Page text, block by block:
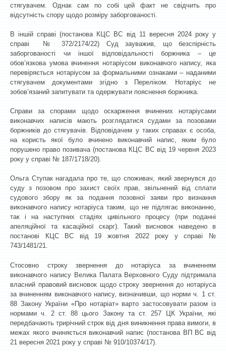
стягувачем. Однак сам по собі цей факт не свідчить про
відсутність спору щодо розміру заборгованості.
В іншій справі (постанова КЦС ВС від 11 вересня 2024 року у
справі № 372/2174/22) Суд зауважив, що безспірність
заборгованості чи іншої відповідальності боржника – це
обов’язкова умова вчинення нотаріусом виконавчого напису, яка
перевіряється нотаріусом за формальними ознаками – наданими
стягувачем документами згідно з Переліком. Нотаріус не
зобов’язаний запитувати та одержувати пояснення боржника.
Справи за спорами щодо оскарження вчинених нотаріусами
виконавчих написів мають розглядатися судами за позовами
боржників до стягувачів. Відповідачем у таких справах є особа,
на користь якої було вчинено виконавчий напис, яким було
порушено право позивача (постанова КЦС ВС від 19 червня 2023
року у справі № 187/1718/20).
Ольга Ступак нагадала про те, що споживач, який звернувся до
суду з позовом про захист своїх прав, звільнений від сплати
судового збору як за подання позовної заяви про визнання
виконавчого напису нотаріуса таким, що не підлягає виконанню,
так і на наступних стадіях цивільного процесу (при поданні
апеляційної та касаційної скарг). Такий висновок наведено в
постанові КЦС ВС від 19 жовтня 2022 року у справі №
743/1481/21.
Стосовно строку звернення до нотаріуса за вчиненням
виконавчого напису Велика Палата Верховного Суду підтримала
власний правовий висновок щодо строку звернення до нотаріуса
за вчиненням виконавчого напису, визначивши, що норми ч. 1 ст.
88 Закону України «Про нотаріат» варто застосовувати разом із
нормами ч. 2 ст. 88 цього Закону та ст. 257 ЦК України, які
передбачають трирічний строк від дня виникнення права вимоги, в
межах якого вчиняється виконавчий напис (постанова ВП ВС від
21 вересня 2021 року у справі № 910/10374/17).